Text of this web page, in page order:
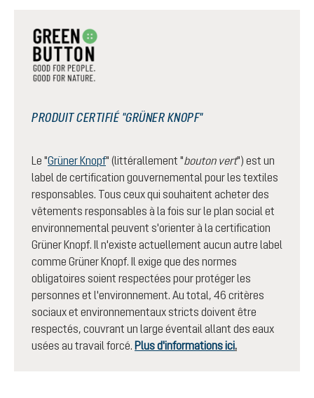
PRODUIT CERTIFIÉ "GRÜNER KNOPF"
Le "Grüner Knopf" (littérallement "bouton vert") est un
label de certification gouvernemental pour les textiles
responsables. Tous ceux qui souhaitent acheter des
vêtements responsables à la fois sur le plan social et
environnemental peuvent s'orienter à la certification
Grüner Knopf. Il n'existe actuellement aucun autre label
comme Grüner Knopf. Il exige que des normes
obligatoires soient respectées pour protéger les
personnes et l'environnement. Au total, 46 critères
sociaux et environnementaux stricts doivent être
respectés, couvrant un large éventail allant des eaux
usées au travail forcé. Plus d'informations ici.